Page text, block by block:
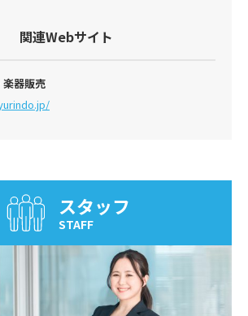
関連Webサイト
楽器販売
スタッフ
STAFF